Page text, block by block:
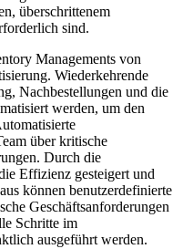
überschrittenem
sind.
Managements von
Wiederkehrende
Nachbestellungen und die
werden, um den
über kritische
Durch die
Effizienz gesteigert und
können benutzerdefinierte
Geschäftsanforderungen
Schritte im
ausgeführt werden.